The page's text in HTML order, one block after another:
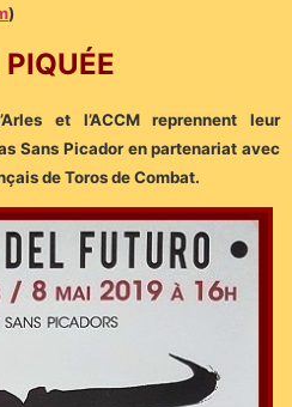
)
et l’ACCM reprennent leur
Sans Picador en partenariat avec
de Toros de Combat.